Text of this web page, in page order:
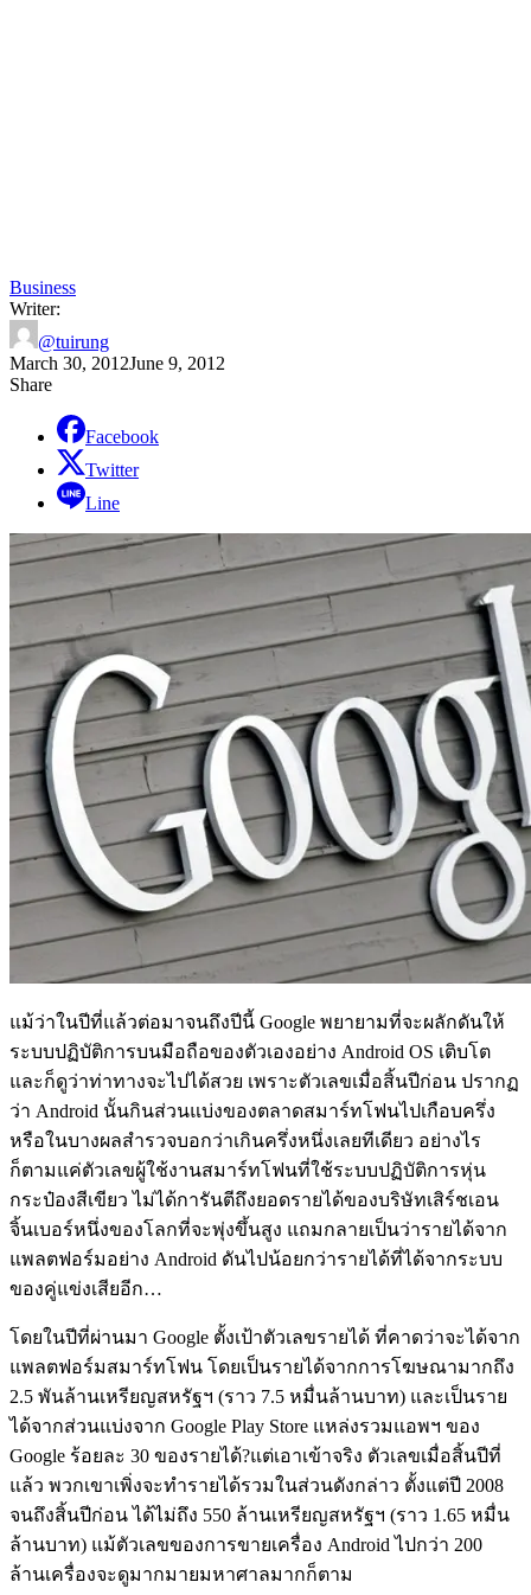
Business
Writer:
@tuirung
March 30, 2012June 9, 2012
Share
Facebook
Twitter
Line
แม้ว่าในปีที่แล้วต่อมาจนถึงปีนี้ Google พยายามที่จะผลักดันให้
ระบบปฏิบัติการบนมือถือของตัวเองอย่าง Android OS เติบโต
และก็ดูว่าท่าทางจะไปได้สวย เพราะตัวเลขเมื่อสิ้นปีก่อน ปรากฏ
ว่า Android นั้นกินส่วนแบ่งของตลาดสมาร์ทโฟนไปเกือบครึ่ง
หรือในบางผลสำรวจบอกว่าเกินครึ่งหนึ่งเลยทีเดียว อย่างไร
ก็ตามแค่ตัวเลขผู้ใช้งานสมาร์ทโฟนที่ใช้ระบบปฏิบัติการหุ่น
กระป๋องสีเขียว ไม่ได้การันตีถึงยอดรายได้ของบริษัทเสิร์ชเอน
จิ้นเบอร์หนึ่งของโลกที่จะพุ่งขึ้นสูง แถมกลายเป็นว่ารายได้จาก
แพลตฟอร์มอย่าง Android ดันไปน้อยกว่ารายได้ที่ได้จากระบบ
ของคู่แข่งเสียอีก…
โดยในปีที่ผ่านมา Google ตั้งเป้าตัวเลขรายได้ ที่คาดว่าจะได้จาก
แพลตฟอร์มสมาร์ทโฟน โดยเป็นรายได้จากการโฆษณามากถึง
2.5 พันล้านเหรียญสหรัฐฯ (ราว 7.5 หมื่นล้านบาท) และเป็นราย
ได้จากส่วนแบ่งจาก Google Play Store แหล่งรวมแอพฯ ของ
Google ร้อยละ 30 ของรายได้?แต่เอาเข้าจริง ตัวเลขเมื่อสิ้นปีที่
แล้ว พวกเขาเพิ่งจะทำรายได้รวมในส่วนดังกล่าว ตั้งแต่ปี 2008
จนถึงสิ้นปีก่อน ได้ไม่ถึง 550 ล้านเหรียญสหรัฐฯ (ราว 1.65 หมื่น
ล้านบาท) แม้ตัวเลขของการขายเครื่อง Android ไปกว่า 200
ล้านเครื่องจะดูมากมายมหาศาลมากก็ตาม